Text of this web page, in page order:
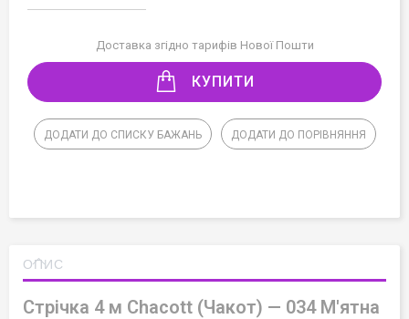
Доставка згідно тарифів Нової Пошти
КУПИТИ
ДОДАТИ ДО СПИСКУ БАЖАНЬ ДОДАТИ ДО ПОРІВНЯННЯ
ОПИС
Стрічка 4 м Chacott (Чакот) — 034 М'ятна